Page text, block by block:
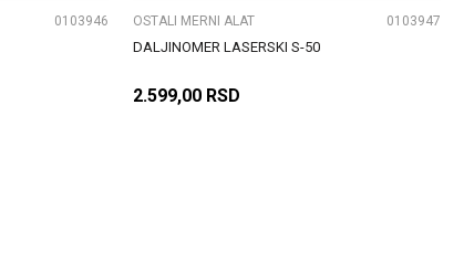
0103946 OSTALI MERNI ALAT 0103947
DALJINOMER LASERSKI S-50
2.599,00 RSD